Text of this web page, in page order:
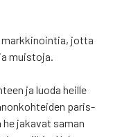
mark­ki­noin­tia, jot­ta
muis­to­ja.
ja luo­da heil­le
paris­
jaka­vat saman